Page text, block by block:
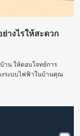
างไรให้สะดวก
าน ให้ตอบโจทย์การ
งระบบไฟฟ้าในบ้านคุณ